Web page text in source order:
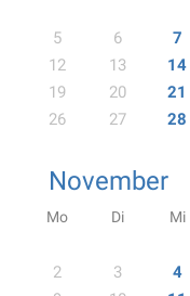
5
6 7
12
13 14
19
20 21
26
27 28
November
Mo Di Mi
2
3 4